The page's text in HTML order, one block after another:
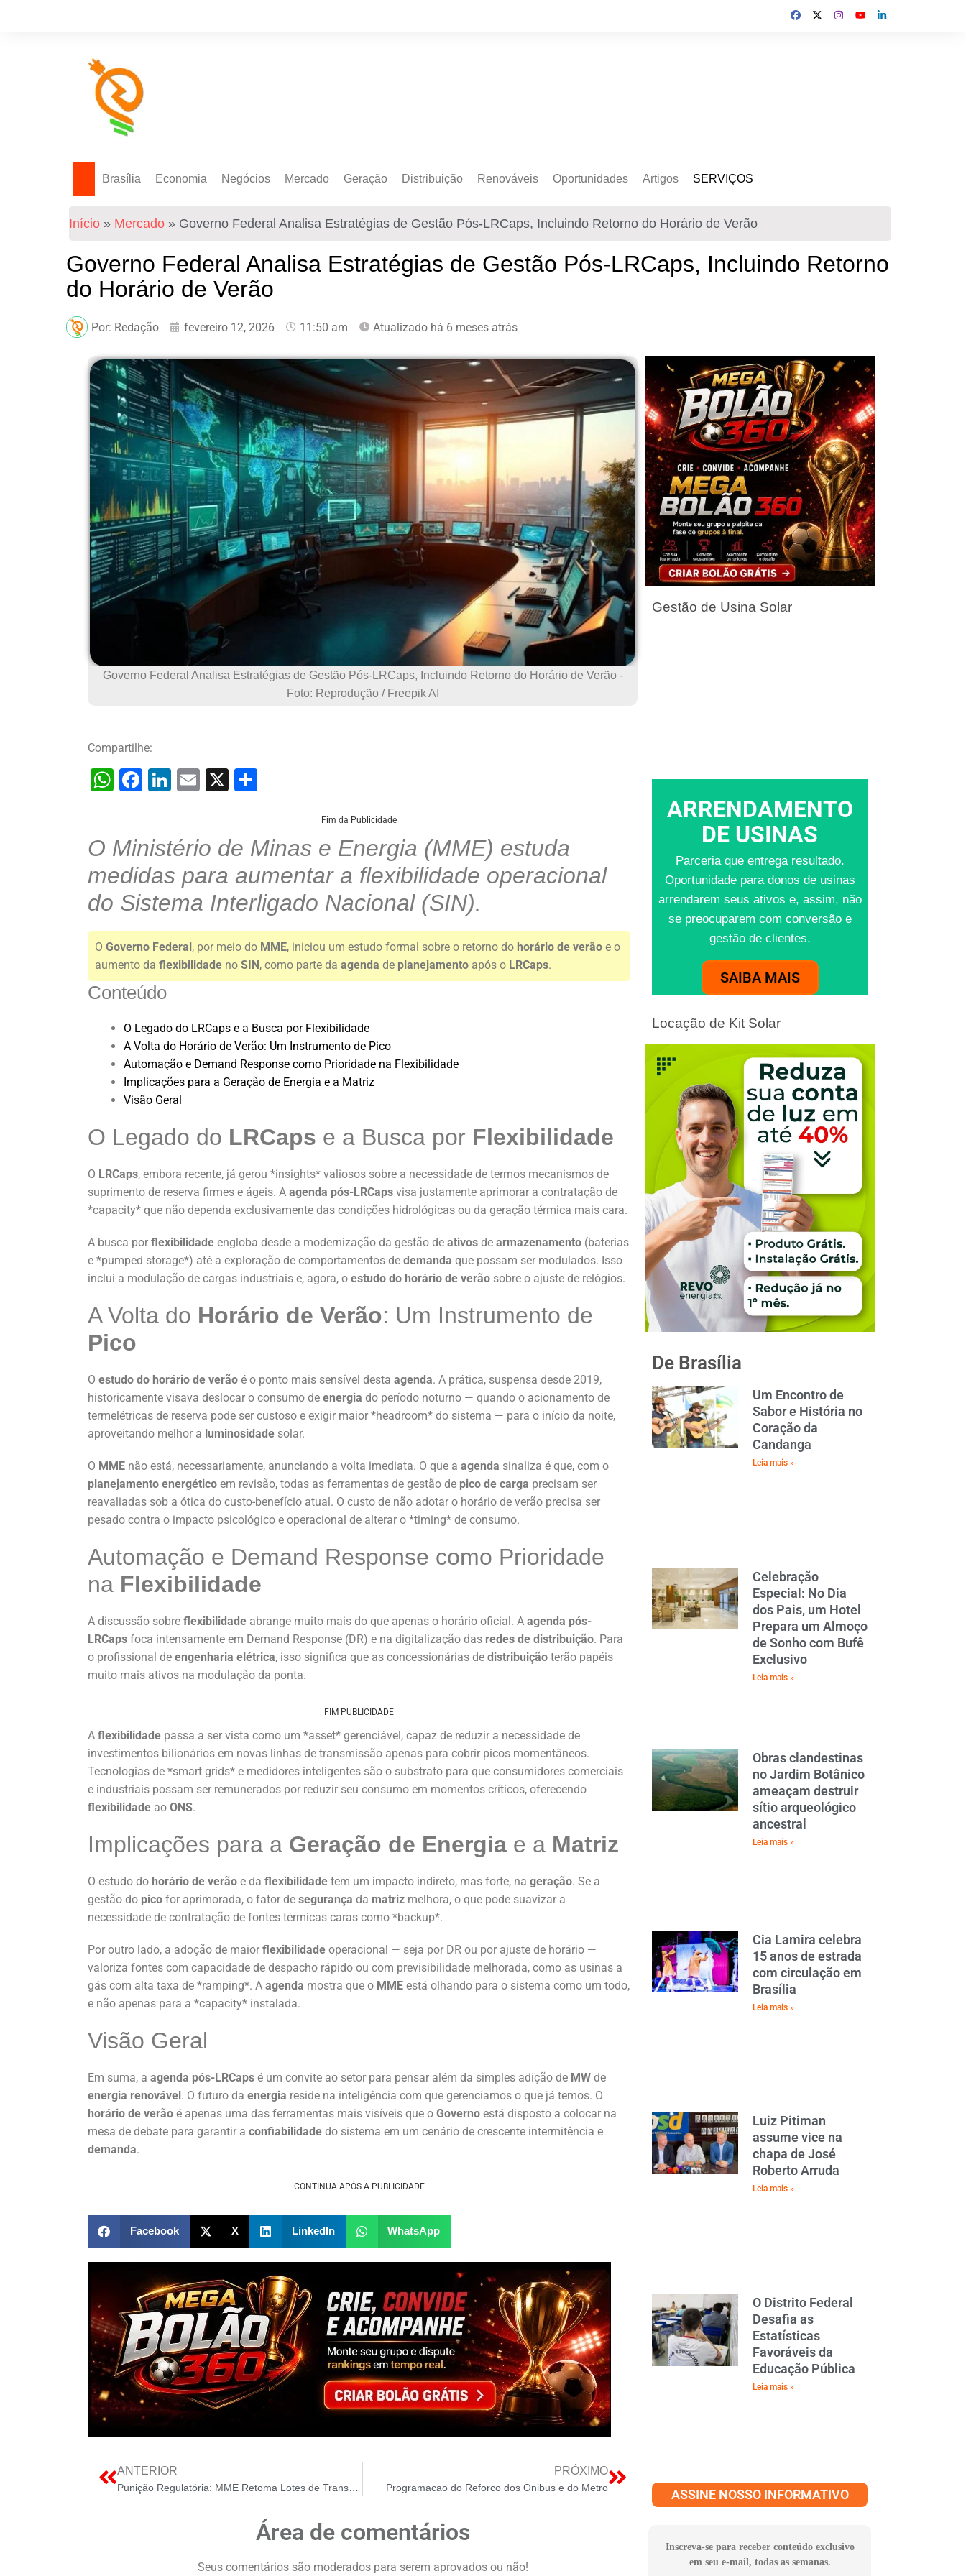
Brasília Economia
Tecnologia
Negócios
Empresas
Investimentos
Token
Mercado
Mercado Livre
Geração
Autoprodução
Eólica
Distribuição Renováveis
Sustentabilidade
Hidrogênio Verde
Oportunidades
Emprego
Eventos
Artigos SERVIÇOS
Assinatura Solar
Mercado Livre
Usina de Locação
Início » Mercado » Governo Federal Analisa Estratégias de Gestão Pós-LRCaps, Incluindo Retorno do Horário de Verão
Governo Federal Analisa Estratégias de Gestão Pós-LRCaps, Incluindo Retorno
do Horário de Verão
Por: Redação fevereiro 12, 2026 11:50 am Atualizado há 6 meses atrás
Governo Federal Analisa Estratégias de Gestão Pós-LRCaps, Incluindo Retorno do Horário de Verão -
Foto: Reprodução / Freepik AI
Compartilhe:
W
s
A
p
p
F
e
b
o
o
k
Li
e
dI
n
E
l
X
e
Fim da Publicidade
O Ministério de Minas e Energia (MME) estuda
medidas para aumentar a flexibilidade operacional
do Sistema Interligado Nacional (SIN).
O Governo Federal, por meio do MME, iniciou um estudo formal sobre o retorno do horário de verão e o
aumento da flexibilidade no SIN, como parte da agenda de planejamento após o LRCaps.
Conteúdo
O Legado do LRCaps e a Busca por Flexibilidade
A Volta do Horário de Verão: Um Instrumento de Pico
Automação e Demand Response como Prioridade na Flexibilidade
Implicações para a Geração de Energia e a Matriz
Visão Geral
O Legado do LRCaps e a Busca por Flexibilidade
O LRCaps, embora recente, já gerou *insights* valiosos sobre a necessidade de termos mecanismos de
suprimento de reserva firmes e ágeis. A agenda pós-LRCaps visa justamente aprimorar a contratação de
*capacity* que não dependa exclusivamente das condições hidrológicas ou da geração térmica mais cara.
A busca por flexibilidade engloba desde a modernização da gestão de ativos de armazenamento (baterias
e *pumped storage*) até a exploração de comportamentos de demanda que possam ser modulados. Isso
inclui a modulação de cargas industriais e, agora, o estudo do horário de verão sobre o ajuste de relógios.
A Volta do Horário de Verão: Um Instrumento de
Pico
O estudo do horário de verão é o ponto mais sensível desta agenda. A prática, suspensa desde 2019,
historicamente visava deslocar o consumo de energia do período noturno — quando o acionamento de
termelétricas de reserva pode ser custoso e exigir maior *headroom* do sistema — para o início da noite,
aproveitando melhor a luminosidade solar.
O MME não está, necessariamente, anunciando a volta imediata. O que a agenda sinaliza é que, com o
planejamento energético em revisão, todas as ferramentas de gestão de pico de carga precisam ser
reavaliadas sob a ótica do custo-benefício atual. O custo de não adotar o horário de verão precisa ser
pesado contra o impacto psicológico e operacional de alterar o *timing* de consumo.
Automação e Demand Response como Prioridade
na Flexibilidade
A discussão sobre flexibilidade abrange muito mais do que apenas o horário oficial. A agenda pós-
LRCaps foca intensamente em Demand Response (DR) e na digitalização das redes de distribuição. Para
o profissional de engenharia elétrica, isso significa que as concessionárias de distribuição terão papéis
muito mais ativos na modulação da ponta.
FIM PUBLICIDADE
A flexibilidade passa a ser vista como um *asset* gerenciável, capaz de reduzir a necessidade de
investimentos bilionários em novas linhas de transmissão apenas para cobrir picos momentâneos.
Tecnologias de *smart grids* e medidores inteligentes são o substrato para que consumidores comerciais
e industriais possam ser remunerados por reduzir seu consumo em momentos críticos, oferecendo
flexibilidade ao ONS.
Implicações para a Geração de Energia e a Matriz
O estudo do horário de verão e da flexibilidade tem um impacto indireto, mas forte, na geração. Se a
gestão do pico for aprimorada, o fator de segurança da matriz melhora, o que pode suavizar a
necessidade de contratação de fontes térmicas caras como *backup*.
Por outro lado, a adoção de maior flexibilidade operacional — seja por DR ou por ajuste de horário —
valoriza fontes com capacidade de despacho rápido ou com previsibilidade melhorada, como as usinas a
gás com alta taxa de *ramping*. A agenda mostra que o MME está olhando para o sistema como um todo,
e não apenas para a *capacity* instalada.
Visão Geral
Em suma, a agenda pós-LRCaps é um convite ao setor para pensar além da simples adição de MW de
energia renovável. O futuro da energia reside na inteligência com que gerenciamos o que já temos. O
horário de verão é apenas uma das ferramentas mais visíveis que o Governo está disposto a colocar na
mesa de debate para garantir a confiabilidade do sistema em um cenário de crescente intermitência e
demanda.
CONTINUA APÓS A PUBLICIDADE
Facebook X LinkedIn WhatsApp
ANTERIOR PRÓXIMO
Programacao do Reforco dos Onibus e do Metro
Área de comentários
Seus comentários são moderados para serem aprovados ou não!
Gestão de Usina Solar
ARRENDAMENTO
DE USINAS
Parceria que entrega resultado.
Oportunidade para donos de usinas
arrendarem seus ativos e, assim, não
se preocuparem com conversão e
gestão de clientes.
SAIBA MAIS
Locação de Kit Solar
De Brasília
Um Encontro de
Sabor e História no
Coração da
Candanga
Leia mais »
Celebração
Especial: No Dia
dos Pais, um Hotel
Prepara um Almoço
de Sonho com Bufê
Exclusivo
Leia mais »
Obras clandestinas
no Jardim Botânico
ameaçam destruir
sítio arqueológico
ancestral
Leia mais »
Cia Lamira celebra
15 anos de estrada
com circulação em
Brasília
Leia mais »
Luiz Pitiman
assume vice na
chapa de José
Roberto Arruda
Leia mais »
O Distrito Federal
Desafia as
Estatísticas
Favoráveis da
Educação Pública
Leia mais »
ASSINE NOSSO INFORMATIVO
Inscreva-se para receber conteúdo exclusivo
em seu e-mail, todas as semanas.